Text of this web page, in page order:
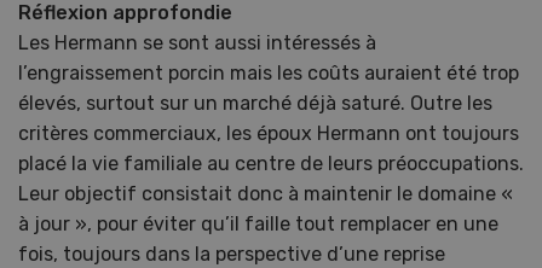
Réflexion approfondie
Les Hermann se sont aussi intéressés à
l’engraissement porcin mais les coûts auraient été trop
élevés, surtout sur un marché déjà saturé. Outre les
critères commerciaux, les époux Hermann ont toujours
placé la vie familiale au centre de leurs préoccupations.
Leur objectif consistait donc à maintenir le domaine «
à jour », pour éviter qu’il faille tout remplacer en une
fois, toujours dans la perspective d’une reprise